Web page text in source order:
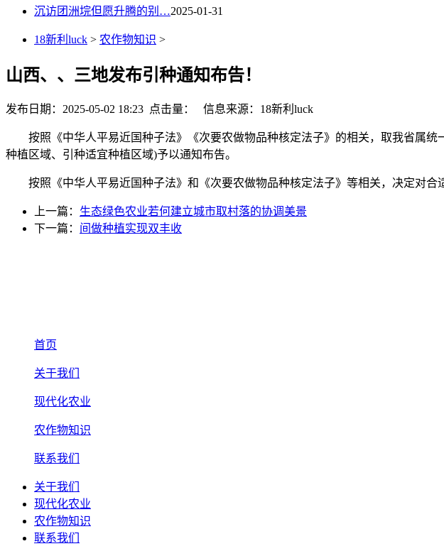
沉访团洲垸但愿升腾的别…2025-01-31
18新利luck > 农作物知识 >
山西、、三地发布引种通知布告！
发布日期：2025-05-02 18:23 点击量： 信息来源：18新利luck
按照《中华人平易近国种子法》《次要农做物品种核定法子》的相关，取我省属统
种植区域、引种适宜种植区域)予以通知布告。
按照《中华人平易近国种子法》和《次要农做物品种核定法子》等相关，决定对合
上一篇： 生态绿色农业若何建立城市取村落的协调美景
下一篇： 间做种植实现双丰收
首页
关于我们
现代化农业
农作物知识
联系我们
关于我们
现代化农业
农作物知识
联系我们